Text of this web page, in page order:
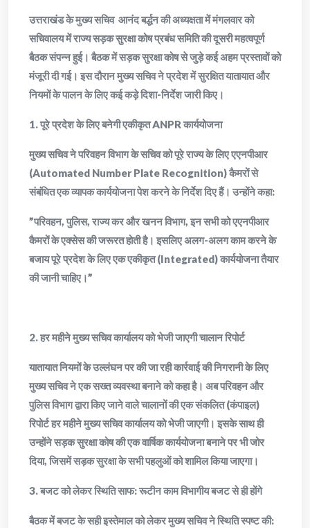
उत्तराखंड के मुख्य सचिव आनंद बर्द्धन की अध्यक्षता में मंगलवार को
सचिवालय में राज्य सड़क सुरक्षा कोष प्रबंध समिति की दूसरी महत्वपूर्ण
बैठक संपन्न हुई। बैठक में सड़क सुरक्षा कोष से जुड़े कई अहम प्रस्तावों को
मंजूरी दी गई। इस दौरान मुख्य सचिव ने प्रदेश में सुरक्षित यातायात और
नियमों के पालन के लिए कई कड़े दिशा-निर्देश जारी किए।
​1. पूरे प्रदेश के लिए बनेगी एकीकृत ANPR कार्ययोजना
​मुख्य सचिव ने परिवहन विभाग के सचिव को पूरे राज्य के लिए एएनपीआर
(Automated Number Plate Recognition) कैमरों से
संबंधित एक व्यापक कार्ययोजना पेश करने के निर्देश दिए हैं। उन्होंने कहा:
​”परिवहन, पुलिस, राज्य कर और खनन विभाग, इन सभी को एएनपीआर
कैमरों के एक्सेस की जरूरत होती है। इसलिए अलग-अलग काम करने के
बजाय पूरे प्रदेश के लिए एक एकीकृत (Integrated) कार्ययोजना तैयार
की जानी चाहिए।”
​2. हर महीने मुख्य सचिव कार्यालय को भेजी जाएगी चालान रिपोर्ट
​यातायात नियमों के उल्लंघन पर की जा रही कार्रवाई की निगरानी के लिए
मुख्य सचिव ने एक सख्त व्यवस्था बनाने को कहा है। अब परिवहन और
पुलिस विभाग द्वारा किए जाने वाले चालानों की एक संकलित (कंपाइल)
रिपोर्ट हर महीने मुख्य सचिव कार्यालय को भेजी जाएगी। इसके साथ ही
उन्होंने सड़क सुरक्षा कोष की एक वार्षिक कार्ययोजना बनाने पर भी जोर
दिया, जिसमें सड़क सुरक्षा के सभी पहलुओं को शामिल किया जाएगा।
​3. बजट को लेकर स्थिति साफ: रूटीन काम विभागीय बजट से ही होंगे
​बैठक में बजट के सही इस्तेमाल को लेकर मुख्य सचिव ने स्थिति स्पष्ट की: